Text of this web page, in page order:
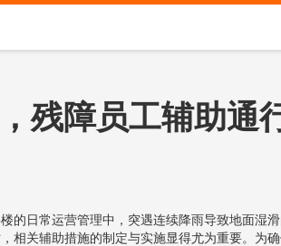
残障员工辅助通
的日常运营管理中，突遇连续降雨导致地面湿
相关辅助措施的制定与实施显得尤为重要。为